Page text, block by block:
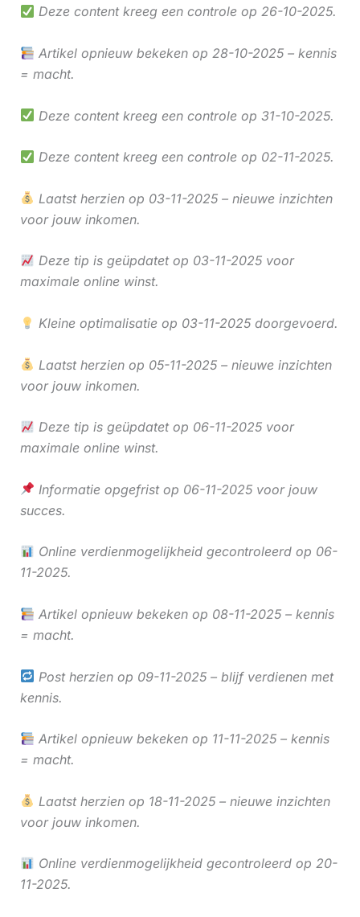
Deze content kreeg een controle op 26-10-2025.
Artikel opnieuw bekeken op 28-10-2025 – kennis
= macht.
Deze content kreeg een controle op 31-10-2025.
Deze content kreeg een controle op 02-11-2025.
Laatst herzien op 03-11-2025 – nieuwe inzichten
voor jouw inkomen.
Deze tip is geüpdatet op 03-11-2025 voor
maximale online winst.
Kleine optimalisatie op 03-11-2025 doorgevoerd.
Laatst herzien op 05-11-2025 – nieuwe inzichten
voor jouw inkomen.
Deze tip is geüpdatet op 06-11-2025 voor
maximale online winst.
Informatie opgefrist op 06-11-2025 voor jouw
succes.
Online verdienmogelijkheid gecontroleerd op 06-
11-2025.
Artikel opnieuw bekeken op 08-11-2025 – kennis
= macht.
Post herzien op 09-11-2025 – blijf verdienen met
kennis.
Artikel opnieuw bekeken op 11-11-2025 – kennis
= macht.
Laatst herzien op 18-11-2025 – nieuwe inzichten
voor jouw inkomen.
Online verdienmogelijkheid gecontroleerd op 20-
11-2025.